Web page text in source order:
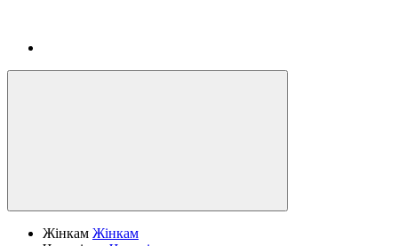
Жінкам Жінкам